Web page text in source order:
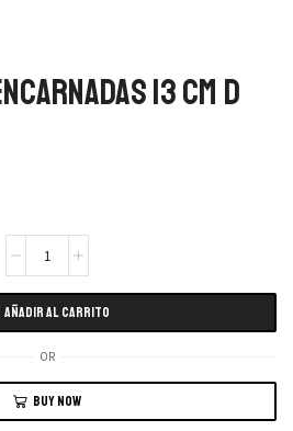
13 cm D
AÑADIR AL CARRITO
OR
BUY NOW